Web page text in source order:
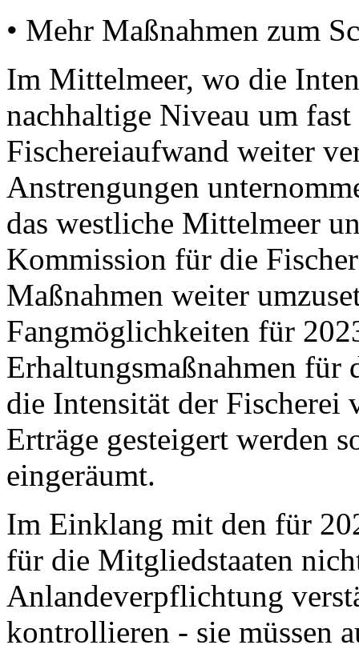
• Mehr Maßnahmen zum
Im Mittelmeer, wo die
nachhaltige Niveau um
Fischereiaufwand weiter
Anstrengungen
das westliche Mittelmeer
Kommission für die
Maßnahmen weiter
Fangmöglichkeiten für
Erhaltungsmaßnahmen für
die Intensität der
Erträge gesteigert werden
eingeräumt.
Im Einklang mit den für
für die Mitgliedstaaten
Anlandeverpflichtung
kontrollieren - sie müssen